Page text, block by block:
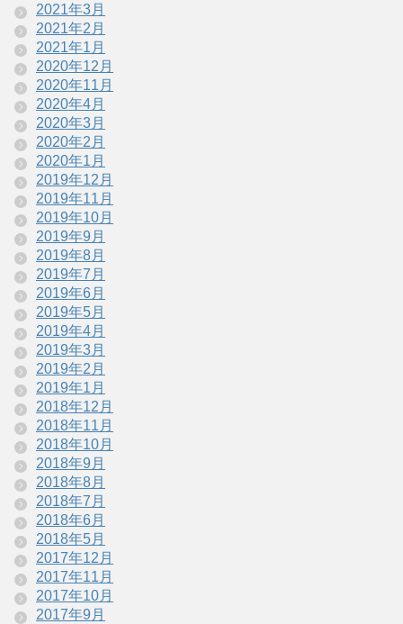
2021年3月
2021年2月
2021年1月
2020年12月
2020年11月
2020年4月
2020年3月
2020年2月
2020年1月
2019年12月
2019年11月
2019年10月
2019年9月
2019年8月
2019年7月
2019年6月
2019年5月
2019年4月
2019年3月
2019年2月
2019年1月
2018年12月
2018年11月
2018年10月
2018年9月
2018年8月
2018年7月
2018年6月
2018年5月
2017年12月
2017年11月
2017年10月
2017年9月